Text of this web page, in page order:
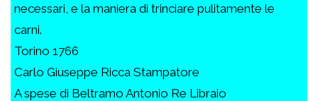
necessari, e la maniera di trinciare pulitamente le
carni.
Torino 1766
Carlo Giuseppe Ricca Stampatore
A spese di Beltramo Antonio Re Libraio